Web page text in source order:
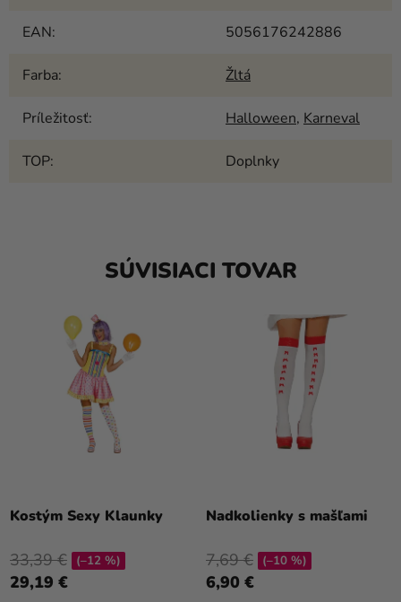
EAN: 5056176242886
Farba: Žltá
Príležitosť: Halloween, Karneval
TOP: Doplnky
SÚVISIACI TOVAR
Kostým Sexy Klaunky
hodnotenie
produktu
je
5,0
29,19 €
33,39 € (–12 %)
Nadkolienky s mašľami
6,90 €
7,69 € (–10 %)